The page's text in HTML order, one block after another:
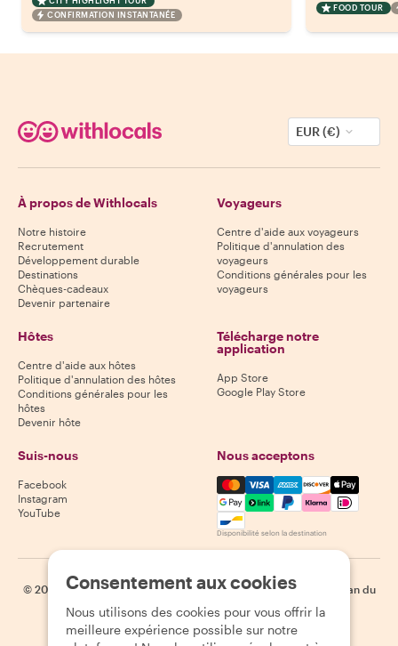
CONFIRMATION INSTANTANÉE
FOOD TOUR
EUR (€)
À propos de Withlocals
Notre histoire
Recrutement
Développement durable
Destinations
Chèques-cadeaux
Devenir partenaire
Voyageurs
Centre d'aide aux voyageurs
Politique d'annulation des
voyageurs
Conditions générales pour les
voyageurs
Hôtes
Centre d'aide aux hôtes
Politique d'annulation des hôtes
Conditions générales pour les
hôtes
Devenir hôte
Télécharge notre
application
App Store
Google Play Store
Suis-nous
Facebook
Instagram
YouTube
Nous acceptons
Mastercard, Visa, Amex,
Disponibilité selon la destination
© 2026 Withlocals.com | Politique de confidentialité | Cookies
Plan du
site
Consentement aux cookies
Nous utilisons des cookies pour vous offrir la
meilleure expérience possible sur notre